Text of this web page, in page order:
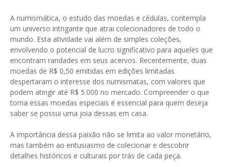
A numismática, o estudo das moedas e cédulas, contempla
um universo intrigante que atrai colecionadores de todo o
mundo. Esta atividade vai além de simples coleções,
envolvendo o potencial de lucro significativo para aqueles que
encontram raridades em seus acervos. Recentemente, duas
moedas de R$ 0,50 emitidas em edições limitadas
despertaram o interesse dos numismatas, com valores que
podem atingir até R$ 5.000 no mercado. Compreender o que
torna essas moedas especiais é essencial para quem deseja
saber se possui uma joia dessas em casa.
A importância dessa paixão não se limita ao valor monetário,
mas também ao entusiasmo de colecionar e descobrir
detalhes históricos e culturais por trás de cada peça.